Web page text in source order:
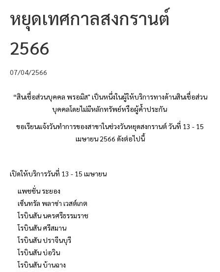
หยุดเทศกาลสงกรานต์
2566
07/04/2566
“สินเชื่อส่วนบุคคล พรอมิส" เป็นหนึ่งในผู้ให้บริการทางด้านสินเชื่อส่วน
บุคคลโดยไม่มีหลักทรัพย์หรือผู้ค้ำประกัน
ขอเรียนแจ้งวันทำการของสาขาในช่วงวันหยุดสงกรานต์ วันที่ 13 - 15
เมษายน 2566 ดังต่อไปนี้
เปิดให้บริการวันที่ 13 - 15 เมษายน
แพชชั่น ระยอง
เซ็นทรัล พลาซ่า เวสต์เกต
โรบินสัน นครศรีธรรมราช
โรบินสัน ศรีสมาน
โรบินสัน ปราจีนบุรี
โรบินสัน บ่อวิน
โรบินสัน บ้านฉาง